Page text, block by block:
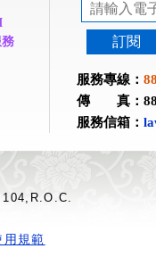
訂閱
服務專線：
傳 真：
服務信箱：
用規範